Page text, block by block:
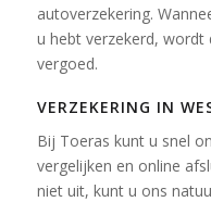
autoverzekering.
u hebt verzekerd, wordt
vergoed.
VERZEKERING IN
Bij Toeras kunt u snel
vergelijken en online
niet uit, kunt u ons